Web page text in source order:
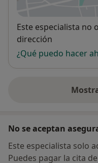
Disponibilidad
Este especialista no
dirección
¿Qué puedo hacer
No se aceptan
Este especialista solo
Puedes pagar la cita